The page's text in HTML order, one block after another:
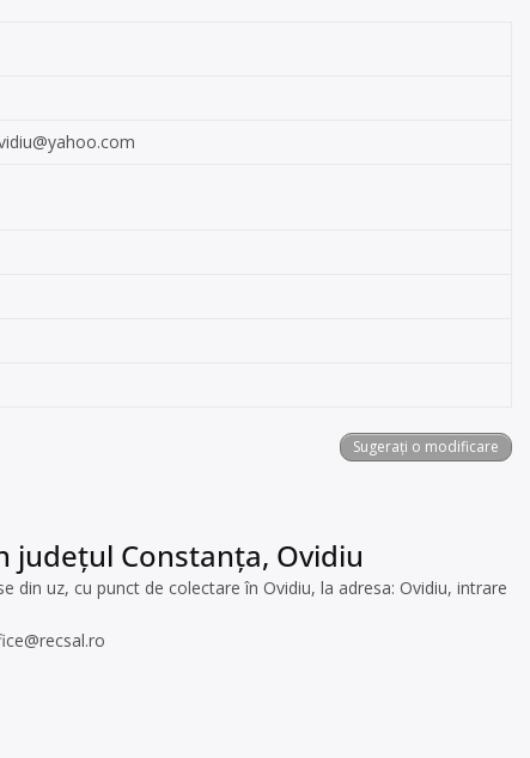
Sugerați o modificare
județul Constanța, Ovidiu
din uz, cu punct de colectare în Ovidiu, la adresa: Ovidiu, intrare